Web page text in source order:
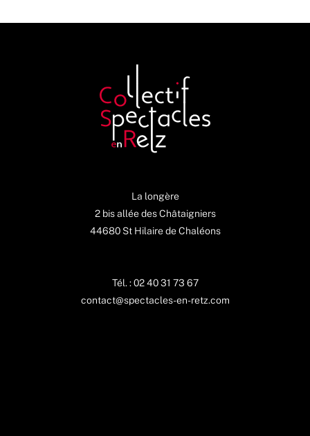
La longère
2 bis allée des Châtaigniers
44680 St Hilaire de Chaléons
Tél. : 02 40 31 73 67
contact@spectacles-en-retz.com